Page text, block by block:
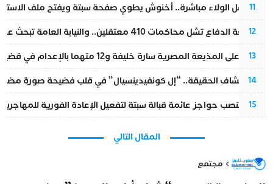
11
بعد حفل الولاء مباشرة.. أخنوش يطوي صفحة سبتة ويفتح ملف
12
مقاطعة الدفاع تشل محاكمات 410 معتقلين.. والنيابة العامة تبحث عن حل قانوني
13
الحكم على المذيعة المصرية سارة خليفة و12 متهما بالإعدام في قضية هزت بلاد الفراعنة
14
بعد انكشاف الحقيقة.. “إل كونفيدينسيال” في قلب فضيحة صورة
15
إسبانيا تنصب حواجز عائمة قبالة سبتة لتفعيل الإعادة الفورية للمهاجرين
المقال التالي
مجتمع